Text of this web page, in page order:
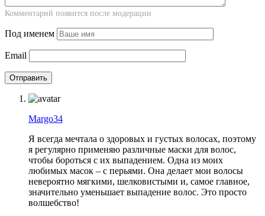
Комментарий появится после модерации
Под именем
Email
Margo34
Я всегда мечтала о здоровых и густых волосах, поэтому
я регулярно применяю различные маски для волос,
чтобы бороться с их выпадением. Одна из моих
любимых масок – с перьями. Она делает мои волосы
невероятно мягкими, шелковистыми и, самое главное,
значительно уменьшает выпадение волос. Это просто
волшебство!